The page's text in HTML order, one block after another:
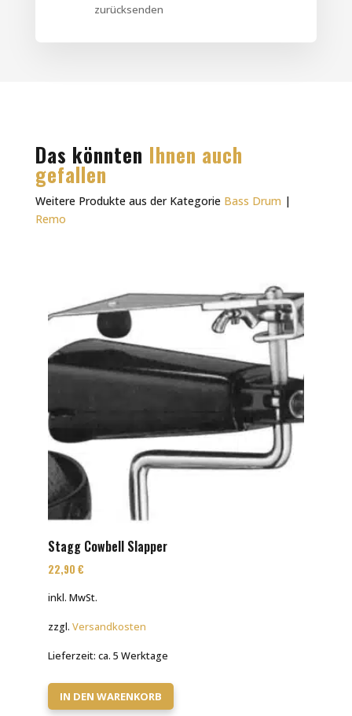
zurücksenden
Das könnten Ihnen auch
gefallen
Weitere Produkte aus der Kategorie Bass Drum |
Remo
Stagg Cowbell Slapper
22,90 €
inkl. MwSt.
zzgl. Versandkosten
Lieferzeit: ca. 5 Werktage
IN DEN WARENKORB